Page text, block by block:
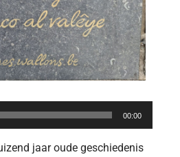
00:00
jaar oude geschiedenis